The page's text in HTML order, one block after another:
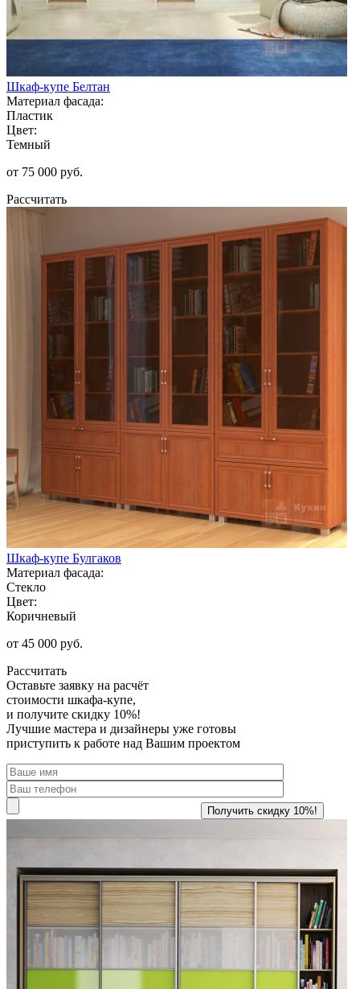
Шкаф-купе Белтан
Материал фасада:
Пластик
Цвет:
Темный
от 75 000 руб.
Рассчитать
Шкаф-купе Булгаков
Материал фасада:
Стекло
Цвет:
Коричневый
от 45 000 руб.
Рассчитать
Оставьте заявку на расчёт
стоимости шкафа-купе,
и получите скидку 10%!
Лучшие мастера и дизайнеры уже готовы
приступить к работе над Вашим проектом